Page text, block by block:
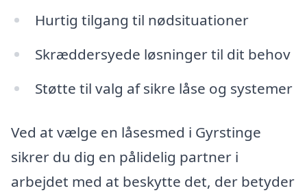
Hurtig tilgang til nødsituationer
Skræddersyede løsninger til dit behov
Støtte til valg af sikre låse og systemer
Ved at vælge en låsesmed i Gyrstinge
sikrer du dig en pålidelig partner i
arbejdet med at beskytte det, der betyder